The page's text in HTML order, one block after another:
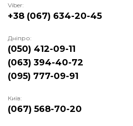
Viber:
+38 (067) 634-20-45
Дніпро:
(050) 412-09-11
(063) 394-40-72
(095) 777-09-91
Київ:
(067) 568-70-20